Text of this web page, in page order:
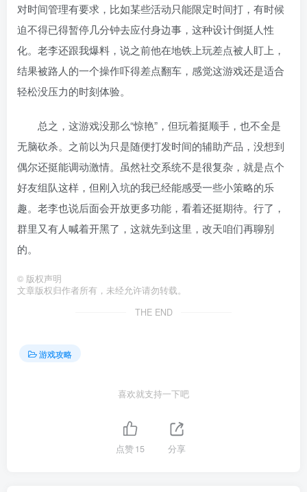
对时间管理有要求，比如某些活动只能限定时间打，有时候
迫不得已得暂停几分钟去应付身边事，这种设计倒挺人性
化。老李还跟我爆料，说之前他在地铁上玩差点被人盯上，
结果被路人的一个操作吓得差点翻车，感觉这游戏还是适合
轻松没压力的时刻体验。
总之，这游戏没那么“惊艳”，但玩着挺顺手，也不全是
无脑砍杀。之前以为只是随便打发时间的辅助产品，没想到
偶尔还挺能调动激情。虽然社交系统不是很复杂，就是点个
好友组队这样，但刚入坑的我已经能感受一些小策略的乐
趣。老李也说后面会开放更多功能，看着还挺期待。行了，
群里又有人喊着开黑了，这就先到这里，改天咱们再聊别
的。
© 版权声明
文章版权归作者所有，未经允许请勿转载。
THE END
游戏攻略
喜欢就支持一下吧
点赞15 分享